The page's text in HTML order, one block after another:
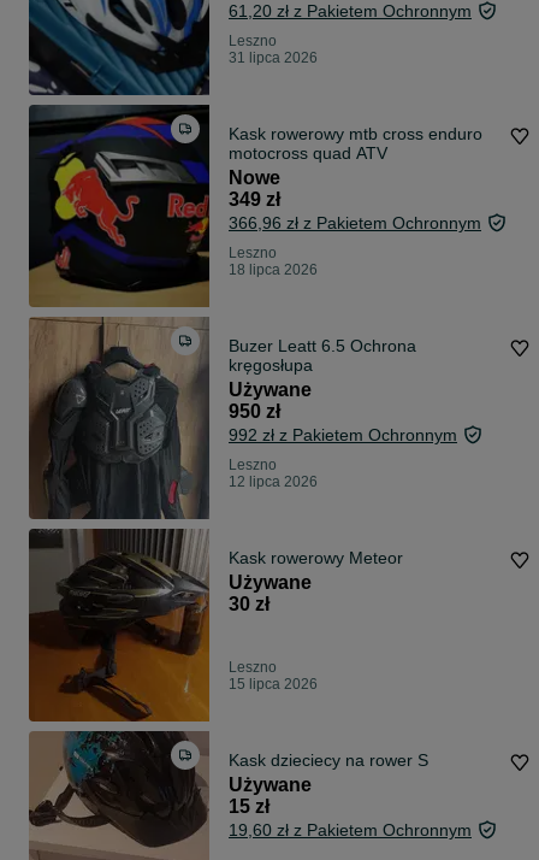
61,20 zł z Pakietem Ochronnym
Leszno
31 lipca 2026
Kask rowerowy mtb cross enduro
motocross quad ATV
Nowe
349 zł
366,96 zł z Pakietem Ochronnym
Leszno
18 lipca 2026
Buzer Leatt 6.5 Ochrona
kręgosłupa
Używane
950 zł
992 zł z Pakietem Ochronnym
Leszno
12 lipca 2026
Kask rowerowy Meteor
Używane
30 zł
Leszno
15 lipca 2026
Kask dzieciecy na rower S
Używane
15 zł
19,60 zł z Pakietem Ochronnym